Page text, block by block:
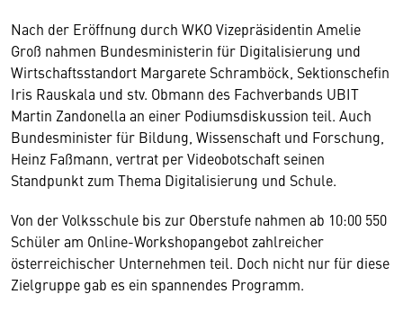
Nach der Eröffnung durch WKO Vizepräsidentin Amelie
Groß nahmen Bundesministerin für Digitalisierung und
Wirtschaftsstandort Margarete Schramböck, Sektionschefin
Iris Rauskala und stv. Obmann des Fachverbands UBIT
Martin Zandonella an einer Podiumsdiskussion teil. Auch
Bundesminister für Bildung, Wissenschaft und Forschung,
Heinz Faßmann, vertrat per Videobotschaft seinen
Standpunkt zum Thema Digitalisierung und Schule.
Von der Volksschule bis zur Oberstufe nahmen ab 10:00 550
Schüler am Online-Workshopangebot zahlreicher
österreichischer Unternehmen teil. Doch nicht nur für diese
Zielgruppe gab es ein spannendes Programm.